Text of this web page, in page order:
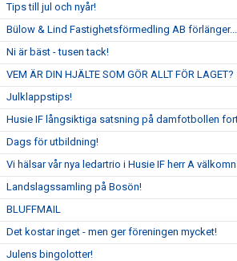
Tips till jul och nyår!
Bülow & Lind Fastighetsförmedling AB
Ni är bäst - tusen tack!
VEM ÄR DIN HJÄLTE SOM GÖR ALLT FÖR LAGET?
Julklappstips!
Husie IF långsiktiga satsning på damfotbollen
Dags för utbildning!
Vi hälsar vår nya ledartrio i Husie IF herr A
Landslagssamling på Bosön!
BLUFFMAIL
Det kostar inget - men ger föreningen mycket!
Julens bingolotter!